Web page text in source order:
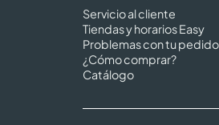
Servicio al cliente
Tiendas y horarios Easy
Problemas con tu pedido
¿Cómo comprar?
Catálogo